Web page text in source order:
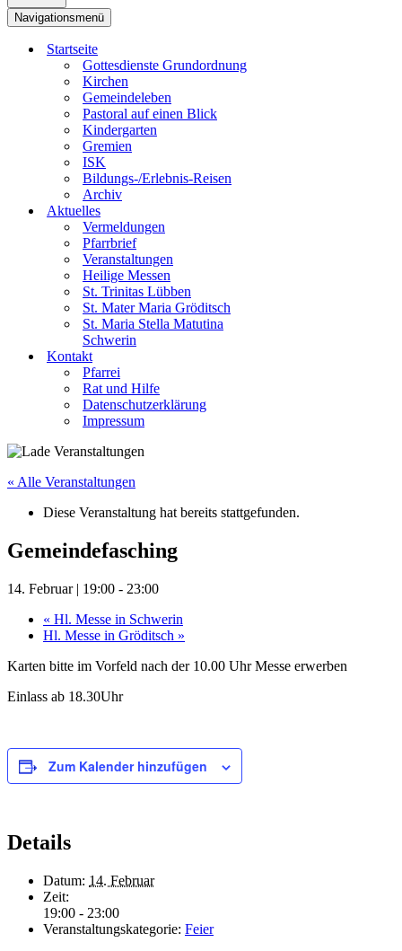
Navigationsmenü
Startseite
Gottesdienste Grundordnung
Kirchen
Gemeindeleben
Pastoral auf einen Blick
Kindergarten
Gremien
ISK
Bildungs-/Erlebnis-Reisen
Archiv
Aktuelles
Vermeldungen
Pfarrbrief
Veranstaltungen
Heilige Messen
St. Trinitas Lübben
St. Mater Maria Gröditsch
St. Maria Stella Matutina
Schwerin
Kontakt
Pfarrei
Rat und Hilfe
Datenschutzerklärung
Impressum
« Alle Veranstaltungen
Diese Veranstaltung hat bereits stattgefunden.
Gemeindefasching
14. Februar | 19:00 - 23:00
« Hl. Messe in Schwerin
Hl. Messe in Gröditsch »
Karten bitte im Vorfeld nach der 10.00 Uhr Messe erwerben
Einlass ab 18.30Uhr
Zum Kalender hinzufügen
Details
Datum: 14. Februar
Zeit:
19:00 - 23:00
Veranstaltungskategorie: Feier